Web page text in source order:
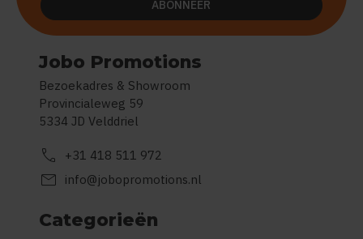
Jobo Promotions
Bezoekadres & Showroom
Provincialeweg 59
5334 JD Velddriel
call +31 418 511 972
mail info@jobopromotions.nl
Categorieën
ABONNEER